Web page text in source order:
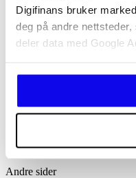
Digifinans bruker
deg på andre
deler data med Google
Andre sider